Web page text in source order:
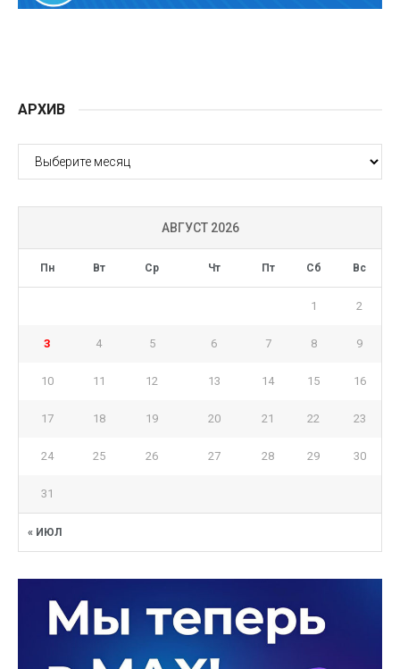
АРХИВ
АРХИВ
АВГУСТ 2026
Пн Вт Ср Чт Пт Сб Вс
« ИЮЛ
1 2
3 4 5 6 7 8 9
10 11 12 13 14 15 16
17 18 19 20 21 22 23
24 25 26 27 28 29 30
31